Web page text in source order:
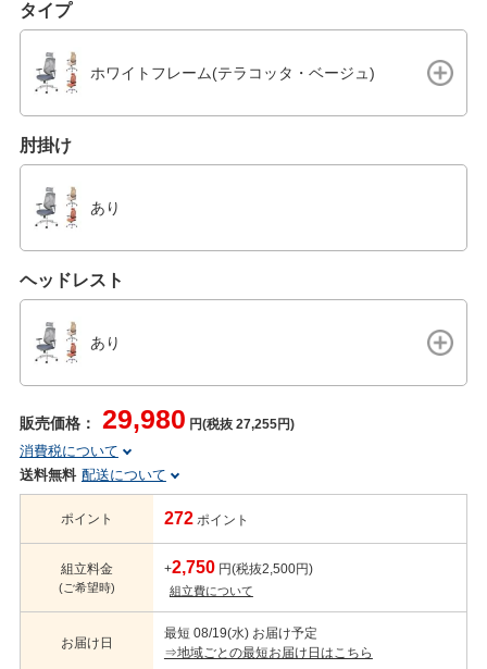
タイプ
ホワイトフレーム(テラコッタ・ベージュ)
肘掛け
あり
ヘッドレスト
あり
販売価格： 29,980 円(税抜 27,255円)
消費税について
送料無料 配送について
ポイント 272 ポイント
組立料金
(ご希望時)
+2,750 円(税抜2,500円)
組立費について
お届け日
最短 08/19(水) お届け予定
⇒地域ごとの最短お届け日はこちら